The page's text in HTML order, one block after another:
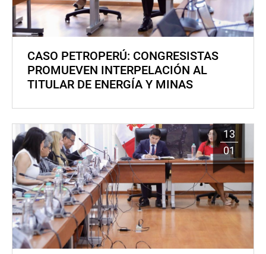
CASO PETROPERÚ: CONGRESISTAS
PROMUEVEN INTERPELACIÓN AL
TITULAR DE ENERGÍA Y MINAS
13
01